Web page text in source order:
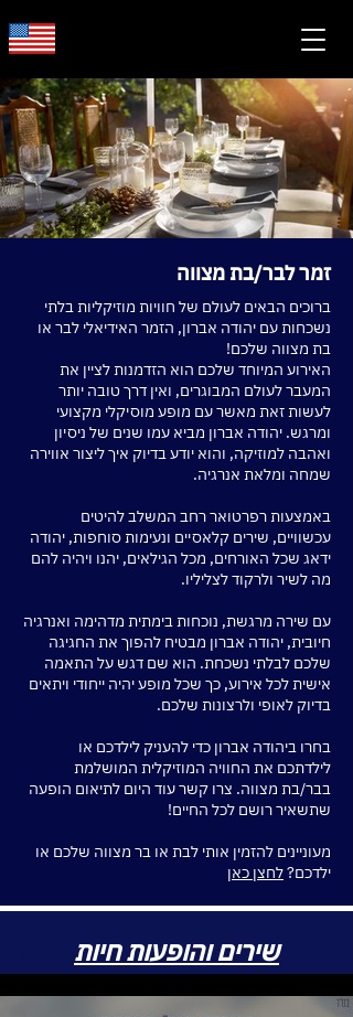
זמר לבר/בת מצווה
ברוכים הבאים לעולם של חוויות מוזיקליות בלתי
נשכחות עם יהודה אברון, הזמר האידיאלי לבר או
בת מצווה שלכם!
האירוע המיוחד שלכם הוא הזדמנות לציין את
המעבר לעולם המבוגרים, ואין דרך טובה יותר
לעשות זאת מאשר עם מופע מוסיקלי מקצועי
ומרגש. יהודה אברון מביא עמו שנים של ניסיון
ואהבה למוזיקה, והוא יודע בדיוק איך ליצור אווירה
שמחה ומלאת אנרגיה.
באמצעות רפרטואר רחב המשלב להיטים
עכשוויים, שירים קלאסיים ונעימות סוחפות, יהודה
ידאג שכל האורחים, מכל הגילאים, יהנו ויהיה להם
מה לשיר ולרקוד לצליליו.
עם שירה מרגשת, נוכחות בימתית מדהימה ואנרגיה
חיובית, יהודה אברון מבטיח להפוך את החגיגה
שלכם לבלתי נשכחת. הוא שם דגש על התאמה
אישית לכל אירוע, כך שכל מופע יהיה ייחודי ויתאים
בדיוק לאופי ולרצונות שלכם.
בחרו ביהודה אברון כדי להעניק לילדכם או
לילדתכם את החוויה המוזיקלית המושלמת
בבר/בת מצווה. צרו קשר עוד היום לתיאום הופעה
שתשאיר רושם לכל החיים!
מעוניינים להזמין אותי לבת או בר מצווה שלכם או
ילדכם?לחצן כאן
דף הביתשירים והופעות חיות